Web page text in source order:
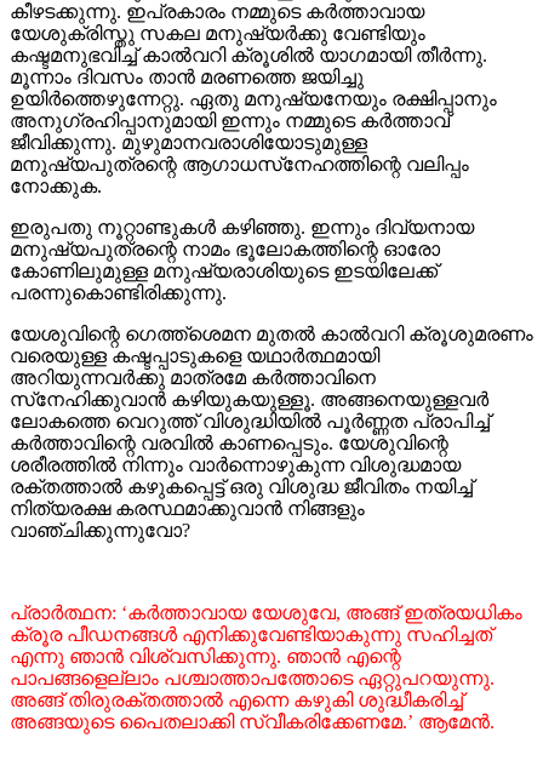
കീഴടക്കുന്നു. ഇപ്രകാരം നമ്മുടെ കര്‍ത്താവായ
യേശുക്രിസ്തു സകല മനുഷ്യര്‍ക്കു വേണ്ടിയും
കഷ്ടമനുഭവിച്ച് കാല്‍വറി ക്രൂശില്‍ യാഗമായി തീര്‍ന്നു.
മൂന്നാം ദിവസം താന്‍ മരണത്തെ ജയിച്ചു
ഉയിര്‍ത്തെഴുന്നേറ്റു. ഏതു മനുഷ്യനേയും രക്ഷിപ്പാനും
അനുഗ്രഹിപ്പാനുമായി ഇന്നും നമ്മുടെ കര്‍ത്താവ്
ജീവിക്കുന്നു. മുഴുമാനവരാശിയോടുമുള്ള
മനുഷ്യപുത്രന്റെ ആഗാധസ്‌നേഹത്തിന്റെ വലിപ്പം
നോക്കുക.
ഇരുപതു നൂറ്റാണ്ടുകള്‍ കഴിഞ്ഞു. ഇന്നും ദിവ്യനായ
മനുഷ്യപുത്രന്റെ നാമം ഭൂലോകത്തിന്റെ ഓരോ
കോണിലുമുള്ള മനുഷ്യരാശിയുടെ ഇടയിലേക്ക്
പരന്നുകൊണ്ടിരിക്കുന്നു.
യേശുവിന്റെ ഗെത്ത്‌ശെമന മുതല്‍ കാല്‍വറി ക്രൂശുമരണം
വരെയുള്ള കഷ്ടപ്പാടുകളെ യഥാര്‍ത്ഥമായി
അറിയുന്നവര്‍ക്കു മാത്രമേ കര്‍ത്താവിനെ
സ്‌നേഹിക്കുവാന്‍ കഴിയുകയുള്ളൂ. അങ്ങനെയുള്ളവര്‍
ലോകത്തെ വെറുത്ത് വിശുദ്ധിയില്‍ പൂര്‍ണ്ണത പ്രാപിച്ച്
കര്‍ത്താവിന്റെ വരവില്‍ കാണപ്പെടും. യേശുവിന്റെ
ശരീരത്തില്‍ നിന്നും വാര്‍ന്നൊഴുകുന്ന വിശുദ്ധമായ
രക്തത്താല്‍ കഴുകപ്പെട്ട് ഒരു വിശുദ്ധ ജീവിതം നയിച്ച്
നിത്യരക്ഷ കരസ്ഥമാക്കുവാന്‍ നിങ്ങളും
വാഞ്ചിക്കുന്നുവോ?
പ്രാര്‍ത്ഥന: ‘കര്‍ത്താവായ യേശുവേ, അങ്ങ് ഇത്രയധികം
ക്രൂര പീഡനങ്ങള്‍ എനിക്കുവേണ്ടിയാകുന്നു സഹിച്ചത്
എന്നു ഞാന്‍ വിശ്വസിക്കുന്നു. ഞാന്‍ എന്റെ
പാപങ്ങളെല്ലാം പശ്ചാത്താപത്തോടെ ഏറ്റുപറയുന്നു.
അങ്ങ് തിരുരക്തത്താല്‍ എന്നെ കഴുകി ശുദ്ധീകരിച്ച്
അങ്ങയുടെ പൈതലാക്കി സ്വീകരിക്കേണമേ.’ ആമേന്‍.